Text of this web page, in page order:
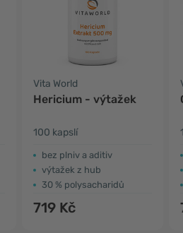
Vita World
Hericium - výtažek
100 kapslí
bez plniv a aditiv
výtažek z hub
30 % polysacharidů
719 Kč